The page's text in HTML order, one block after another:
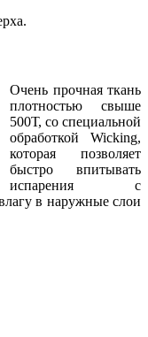
Очень прочная ткань
плотностью свыше
500Т, со специальной
обработкой Wicking,
которая позволяет
быстро впитывать
испарения с
в наружные слои